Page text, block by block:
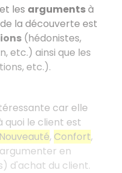
et les argumentsà
la découverte est
(hédonistes,
etc.) ainsi que les
etc.).
car elle
le client est
Nouveauté, Confort,
en
d'achat du client.